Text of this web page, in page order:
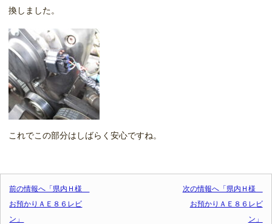
換しました。
これでこの部分はしばらく安心ですね。
前の情報へ「県内Ｈ様
お預かりＡＥ８６レビ
ン」
次の情報へ「県内Ｈ様
お預かりＡＥ８６レビ
ン」